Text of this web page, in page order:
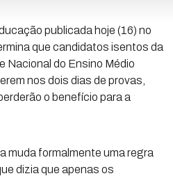
publicada hoje (16) no
que candidatos isentos da
Nacional do Ensino Médio
nos dois dias de provas,
o benefício para a
muda formalmente uma regra
dizia que apenas os